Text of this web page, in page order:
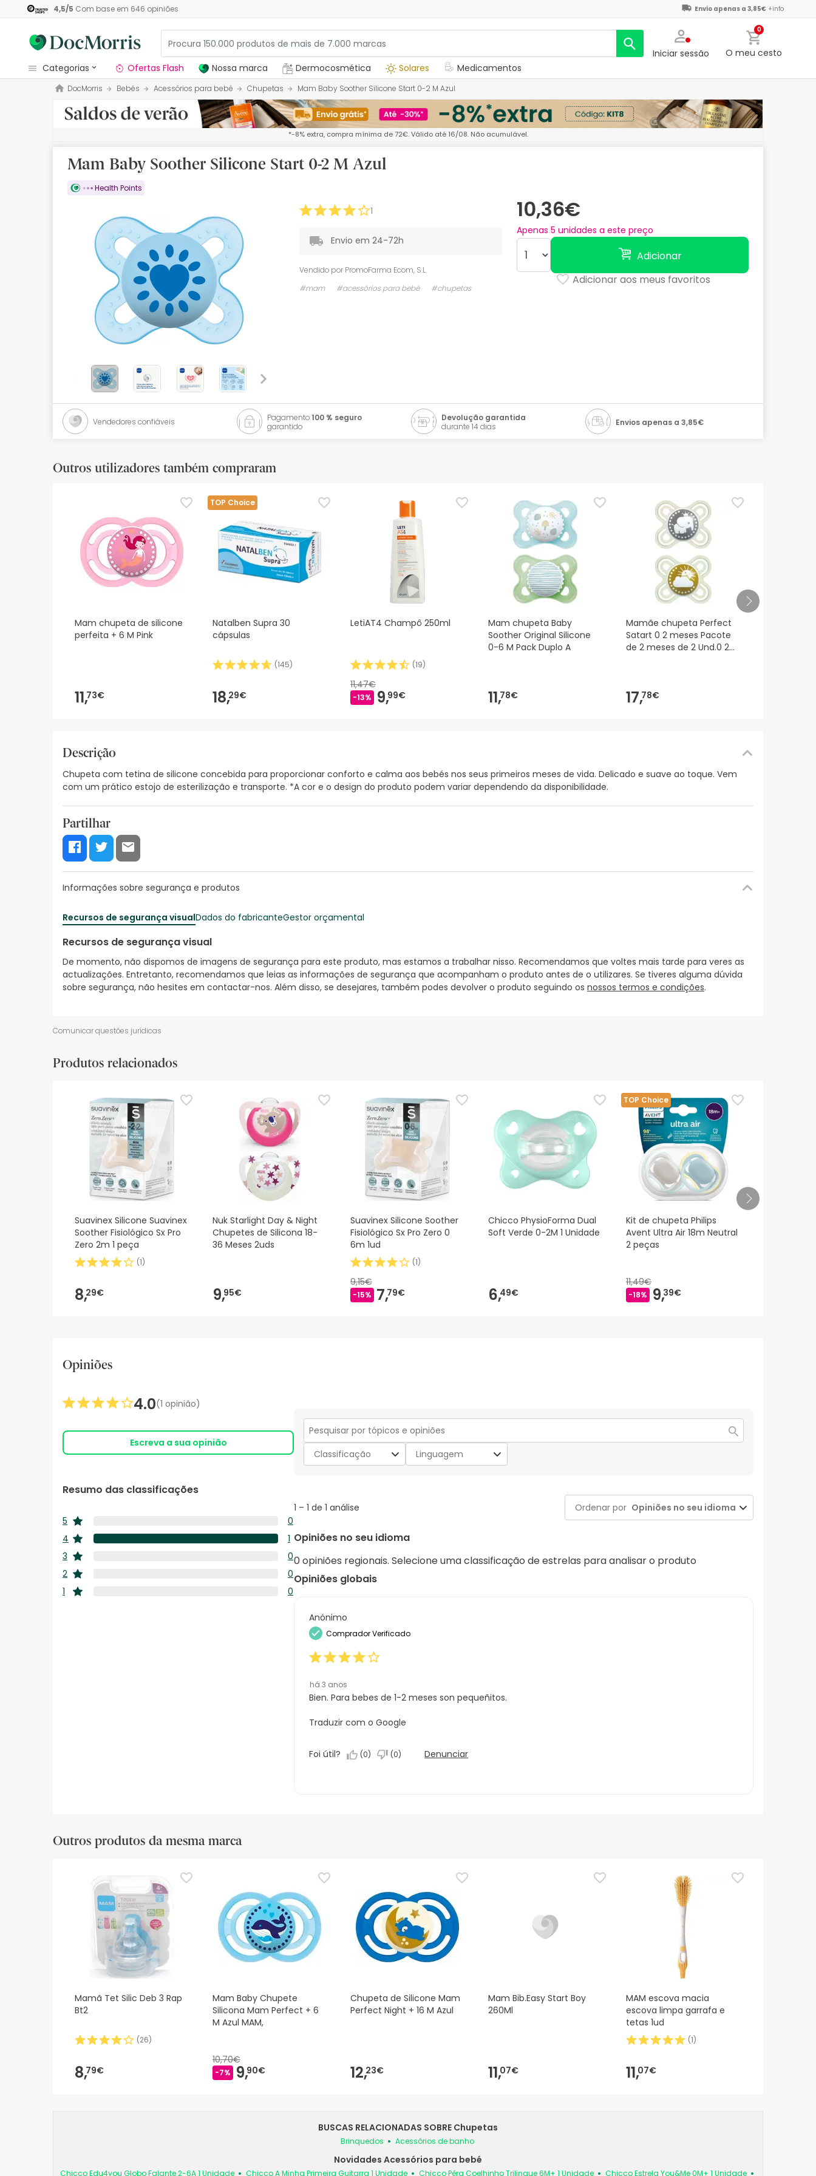
4,5/5 Com base em 646 opiniões Envio apenas a 3,85€ +info
Iniciar sessão
0
O meu cesto
categorias
Dermocosmetica
Nossa marca
Medicamentos
Cosmética
Cosmética natural
Promoções
Mais vendidos
Ofertas Flash Nossa marca Dermocosmética Solares Medicamentos
DocMorris Bebés Acessórios para bebé Chupetas Mam Baby Soother Silicone Start 0-2 M Azul
*-8% extra, compra mínima de 72€. Válido até 16/08. Não acumulável.
Mam Baby Soother Silicone Start 0-2 M Azul
Health Points
10,36€
Apenas 5 unidades a este preço
Adicionar
Adicionar aos meus favoritos
1
Envio em 24-72h
Vendido por PromoFarma Ecom, S.L.
#mam
#acessórios para bebé #chupetas
Vendedores confiáveis Pagamento100 % seguro
garantido
Devolução garantida
durante 14 dias
Envios apenas a 3,85€
Outros utilizadores também compraram
Mam chupeta de silicone
perfeita + 6 M Pink
11,73€
TOP Choice
Natalben Supra 30
cápsulas
(145)
18,29€
LetiAT4 Champô 250ml
(19)
11,47€
-13% 9,99€
Mam chupeta Baby
Soother Original Silicone
0-6 M Pack Duplo A
11,78€
Mamãe chupeta Perfect
Satart 0 2 meses Pacote
de 2 meses de 2 Und.0 2
17,78€
Descrição
Chupeta com tetina de silicone concebida para proporcionar conforto e calma aos bebés nos seus primeiros meses de vida. Delicado e suave ao toque. Vem
com um prático estojo de esterilização e transporte. *A cor e o design do produto podem variar dependendo da disponibilidade.
Partilhar
Informações sobre segurança e produtos
Recursos de segurança visualDados do fabricanteGestor orçamental
Recursos de segurança visual
De momento, não dispomos de imagens de segurança para este produto, mas estamos a trabalhar nisso. Recomendamos que voltes mais tarde para veres as
actualizações. Entretanto, recomendamos que leias as informações de segurança que acompanham o produto antes de o utilizares. Se tiveres alguma dúvida
sobre segurança, não hesites em contactar-nos. Além disso, se desejares, também podes devolver o produto seguindo os nossos termos e condições.
Comunicar questões jurídicas
Produtos relacionados
Suavinex Silicone Suavinex
Soother Fisiológico Sx Pro
Zero 2m 1 peça
(1)
8,29€
Nuk Starlight Day & Night
Chupetes de Silicona 18-
36 Meses 2uds
9,95€
Suavinex Silicone Soother
Fisiológico Sx Pro Zero 0
6m 1ud
(1)
9,15€
-15% 7,79€
Chicco PhysioForma Dual
Soft Verde 0-2M 1 Unidade
6,49€
TOP Choice
Kit de chupeta Philips
Avent Ultra Air 18m Neutral
2 peças
11,49€
-18% 9,39€
Opiniões
Resumo das classificações
5
estrelas
0
0
análise
com
5
estrelas.
4
estrelas
1
1
análise
com
4
3
estrelas
0
0
análise
com
estrelas.
2
estrelas
0
0
análise
estrelas.
1
estrelas
0
análise
estrela.
4.0(1 opinião)
Escreva a sua opinião
Secção
para
pesquisar
Classificação Linguagem
1
to
de
análise
1 – 1 de 1 análise Ordenar por Opiniões no seu idioma
Opiniões no seu idioma
0 opiniões regionais. Selecione uma classificação de estrelas para analisar o produto
Opiniões globais
Anónimo
Comprador Verificado
há 3 anos
Bien. Para bebes de 1-2 meses son pequeñitos.
Traduzir com o Google
Foi útil? (0) (0) Denunciar
Outros produtos da mesma marca
Mamã Tet Silic Deb 3 Rap
Bt2
(26)
8,79€
Mam Baby Chupete
Silicona Mam Perfect + 6
M Azul MAM,
10,70€
-7% 9,90€
Chupeta de Silicone Mam
Perfect Night + 16 M Azul
12,23€
Mam Bib.Easy Start Boy
260Ml
11,07€
MAM escova macia
escova limpa garrafa e
tetas 1ud
(1)
11,07€
BUSCAS RELACIONADAS SOBRE Chupetas
Brinquedos Acessórios de banho
Novidades Acessórios para bebé
Chicco Edu4you Globo Falante 2-6A 1 Unidade Chicco A Minha Primeira Guitarra 1 Unidade Chicco Pêra Coelhinho Trilingue 6M+ 1 Unidade Chicco Estrela You&Me 0M+ 1 Unidade